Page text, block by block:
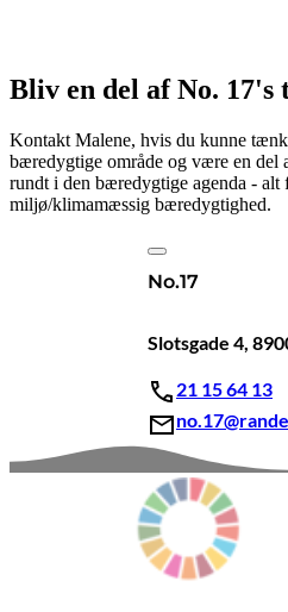
Bliv en del af No. 17's
Kontakt Malene, hvis du kunne
bæredygtige område og være en del
rundt i den bæredygtige agenda - alt
miljø/klimamæssig bæredygtighed.
No.17
Slotsgade 4,
21 15 64 13